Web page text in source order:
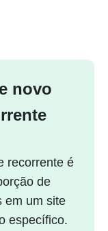
novo
recorrente é
de
em um site
específico.